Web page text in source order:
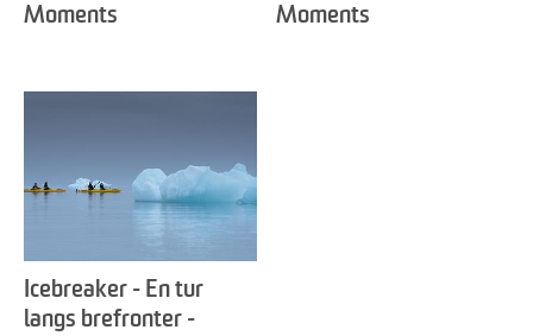
Moments
Moments
Icebreaker - En tur
langs brefronter -